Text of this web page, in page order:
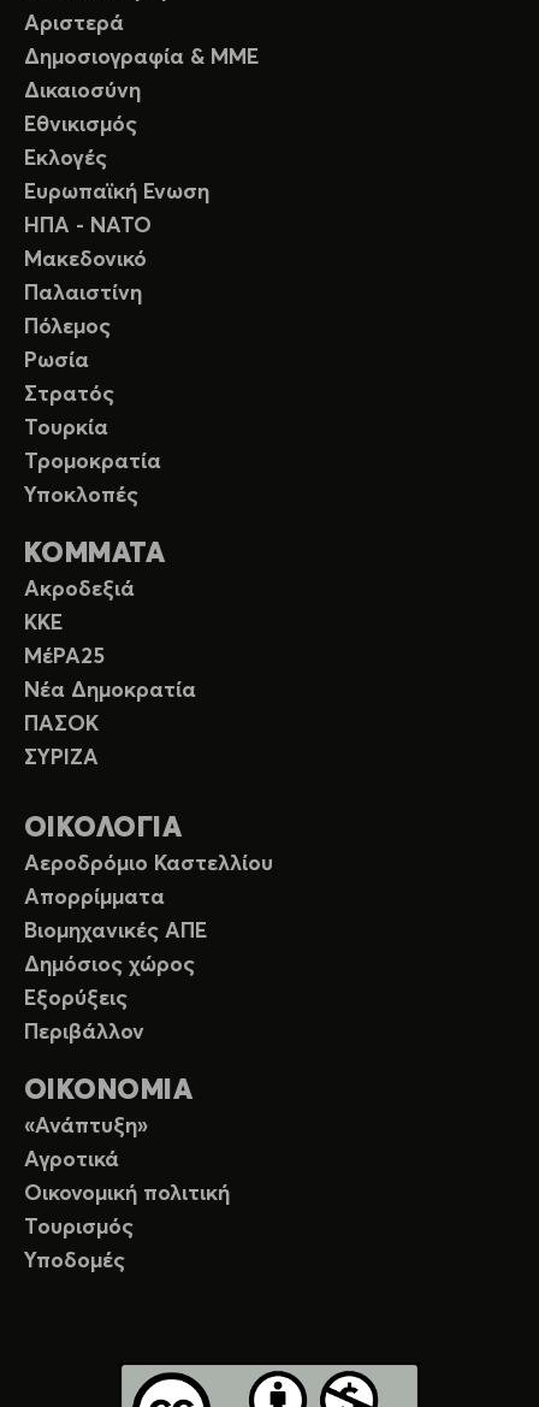
Αριστερά
Δημοσιογραφία & ΜΜΕ
Δικαιοσύνη
Εθνικισμός
Εκλογές
Ευρωπαϊκή Ενωση
ΗΠΑ - ΝΑΤΟ
Μακεδονικό
Παλαιστίνη
Πόλεμος
Ρωσία
Στρατός
Τουρκία
Τρομοκρατία
Υποκλοπές
ΚΟΜΜΑΤΑ
Ακροδεξιά
ΚΚΕ
ΜέΡΑ25
Νέα Δημοκρατία
ΠΑΣΟΚ
ΣΥΡΙΖΑ
ΟΙΚΟΛΟΓΙΑ
Αεροδρόμιο Καστελλίου
Απορρίμματα
Βιομηχανικές ΑΠΕ
Δημόσιος χώρος
Εξορύξεις
Περιβάλλον
ΟΙΚΟΝΟΜΙΑ
«Ανάπτυξη»
Αγροτικά
Οικονομική πολιτική
Τουρισμός
Υποδομές